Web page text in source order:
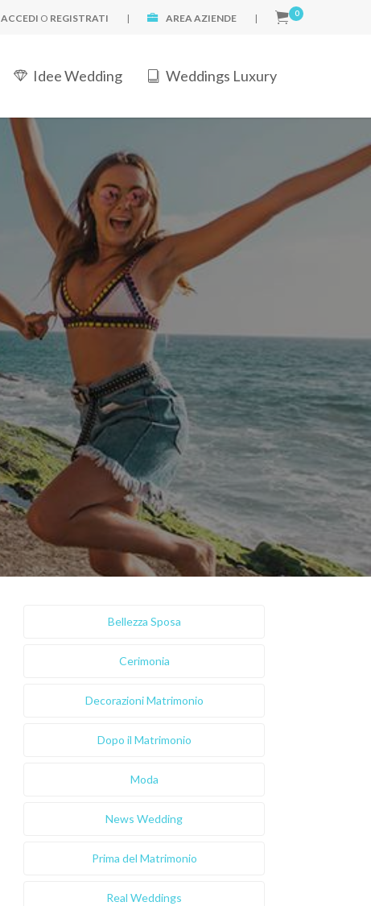
ACCEDI O REGISTRATI | AREA AZIENDE | 0
Idee Wedding Weddings Luxury
Bellezza Sposa
Cerimonia
Decorazioni Matrimonio
Dopo il Matrimonio
Moda
News Wedding
Prima del Matrimonio
Real Weddings